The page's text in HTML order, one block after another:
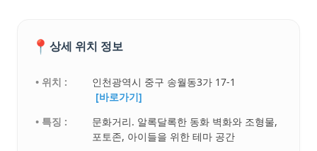
📍 상세 위치 정보
• 위치 :
인천광역시 중구 송월동3가 17-1
[바로가기]
• 특징 :
문화거리. 알록달록한 동화 벽화와 조형물,
포토존, 아이들을 위한 테마 공간